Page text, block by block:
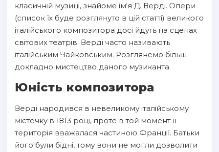
класичній музиці, знайоме ім'я Д. Верді. Опери
(список їх буде розглянуто в цій статті) великого
італійського композитора досі йдуть на сценах
світових театрів. Верді часто називають
італійським Чайковським. Розглянемо більш
докладно мистецтво даного музиканта.
Юність композитора
Верді народився в невеликому італійському
містечку в 1813 році, проте в той момент її
територія вважалася частиною Франції. Батьки
його були бідні, тому вони не могли дозволити